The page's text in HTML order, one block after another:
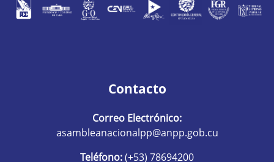
Contacto
Correo Electrónico:
asambleanacionalpp@anpp.gob.cu
Teléfono:(+53) 78694200